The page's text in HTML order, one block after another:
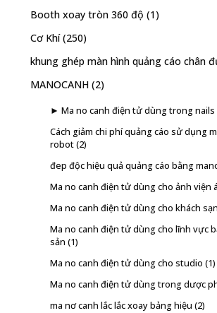
Booth xoay tròn 360 độ (1)
Cơ Khí (250)
khung ghép màn hình quảng cáo chân
MANOCANH (2)
► Ma no canh điện tử dùng trong nails
Cách giảm chi phí quảng cáo sử dụng
robot(2)
đep độc hiệu quả quảng cáo bằng
Ma no canh điện tử dùng cho ảnh viện
Ma no canh điện tử dùng cho khách sạn
Ma no canh điện tử dùng cho lĩnh vực
sản (1)
Ma no canh điện tử dùng cho studio (1)
Ma no canh điện tử dùng trong dược
ma nơ canh lắc lắc xoay bảng hiệu (2)